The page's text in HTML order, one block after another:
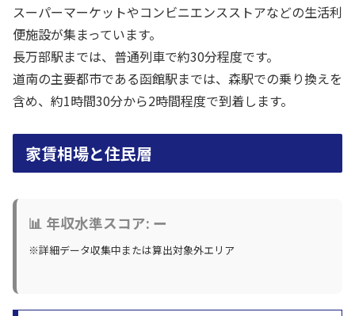
スーパーマーケットやコンビニエンスストアなどの生活利
便施設が集まっています。
長万部駅までは、普通列車で約30分程度です。
道南の主要都市である函館駅までは、森駅での乗り換えを
含め、約1時間30分から2時間程度で到着します。
家賃相場と住民層
📊 年収水準スコア: ー
※詳細データ収集中または算出対象外エリア